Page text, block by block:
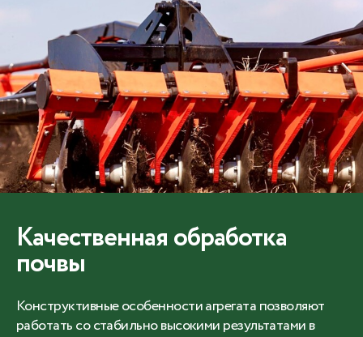
Качественная обработка
почвы
Конструктивные особенности агрегата позволяют
работать со стабильно высокими результатами в